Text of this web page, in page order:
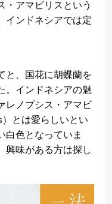
・アマビリスという
インドネシアでは定
と、国花に胡蝶蘭を
。インドネシアの魅
レノプシス・アマビ
とは愛らしいとい
白色となっていま
興味がある方は探し